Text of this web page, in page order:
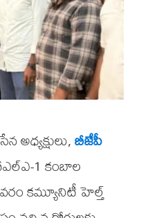
అధ్యక్షులు,బీజేపీ
1 కంబాల
కమ్యూనిటీ హెల్త్